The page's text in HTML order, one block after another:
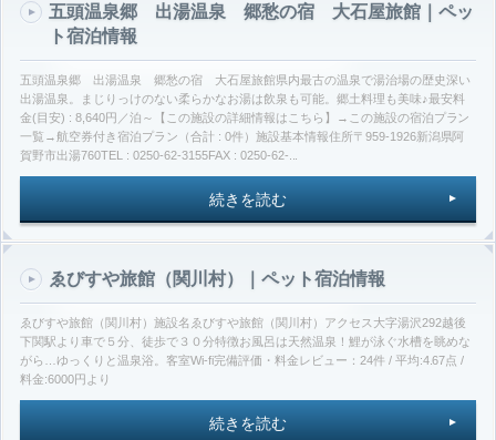
五頭温泉郷 出湯温泉 郷愁の宿 大石屋旅館｜ペッ
ト宿泊情報
五頭温泉郷 出湯温泉 郷愁の宿 大石屋旅館県内最古の温泉で湯治場の歴史深い
出湯温泉。まじりっけのない柔らかなお湯は飲泉も可能。郷土料理も美味♪最安料
金(目安) : 8,640円／泊～【この施設の詳細情報はこちら】→この施設の宿泊プラン
一覧→航空券付き宿泊プラン（合計 : 0件）施設基本情報住所〒959-1926新潟県阿
賀野市出湯760TEL : 0250-62-3155FAX : 0250-62-...
続きを読む
ゑびすや旅館（関川村）｜ペット宿泊情報
ゑびすや旅館（関川村）施設名ゑびすや旅館（関川村）アクセス大字湯沢292越後
下関駅より車で５分、徒歩で３０分特徴お風呂は天然温泉！鯉が泳ぐ水槽を眺めな
がら…ゆっくりと温泉浴。客室Wi-fi完備評価・料金レビュー：24件 / 平均:4.67点 /
料金:6000円より
続きを読む